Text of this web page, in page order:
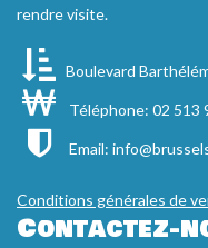
rendre visite.
Boulevard
Téléphone: 02 513
Email:
Conditions générales de
Contactez-